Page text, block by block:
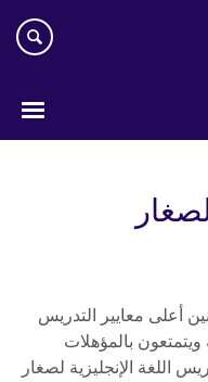
أعلى معايير التدريس
بالمؤهلات
اللغة الإنجليزية لصغار